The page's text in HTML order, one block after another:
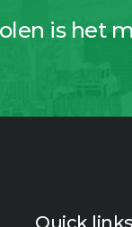
is het
Quick links